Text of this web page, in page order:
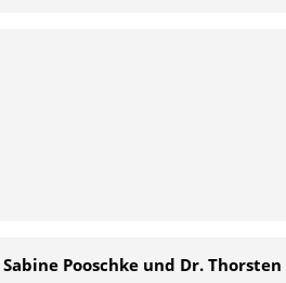
Pooschke und Dr. Thorsten